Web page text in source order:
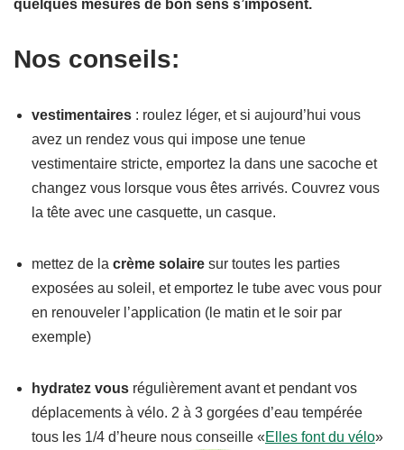
quelques mesures de bon sens s’imposent.
Nos conseils:
vestimentaires : roulez léger, et si aujourd’hui vous
avez un rendez vous qui impose une tenue
vestimentaire stricte, emportez la dans une sacoche et
changez vous lorsque vous êtes arrivés. Couvrez vous
la tête avec une casquette, un casque.
mettez de la crème solaire sur toutes les parties
exposées au soleil, et emportez le tube avec vous pour
en renouveler l’application (le matin et le soir par
exemple)
hydratez vous régulièrement avant et pendant vos
déplacements à vélo. 2 à 3 gorgées d’eau tempérée
tous les 1/4 d’heure nous conseille «Elles font du vélo»